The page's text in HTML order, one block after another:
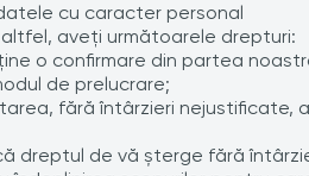
cu caracter personal
aveţi următoarele drepturi:
o confirmare din partea
de prelucrare;
fără întârzieri
dreptul de vă şterge fără